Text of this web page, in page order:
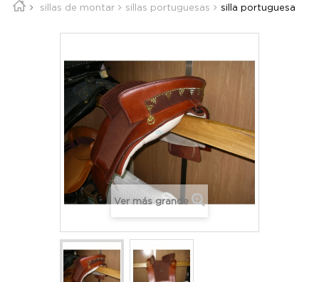
sillas de montar sillas portuguesas silla portuguesa
Ver más grande